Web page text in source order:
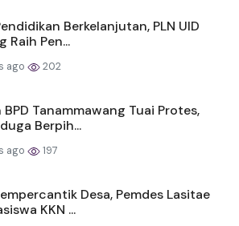
Berkelanjutan, PLN UID
Raih Pen...
ago 202
BPD Tanammawang Tuai Protes,
Berpih...
ago 197
Desa, Pemdes Lasitae
KKN ...